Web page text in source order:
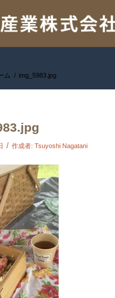
ム / img_5983.jpg
/ 作成者: Tsuyoshi Nagatani